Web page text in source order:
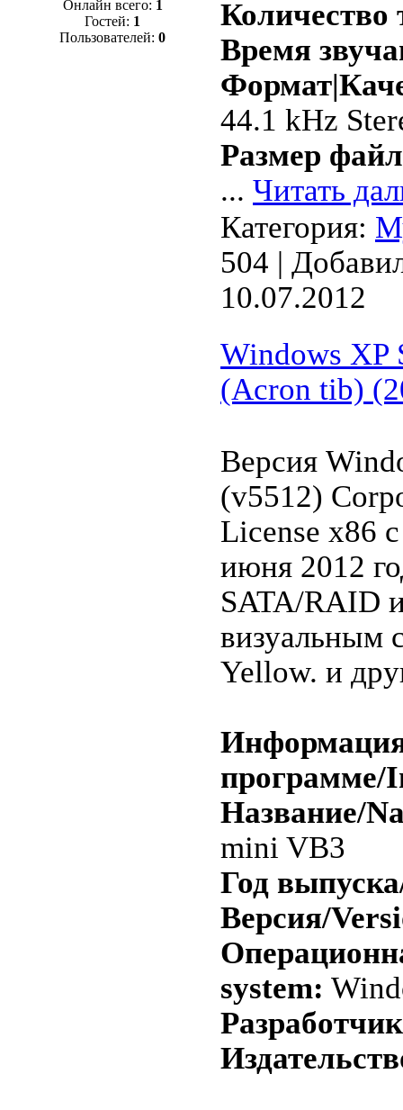
Онлайн всего: 1
Гостей: 1
Пользователей: 0
Количество
Время
44.1 kHz
Размер
... Читать
Категория:
504 |
10.07.2012
Windows XP
(Acron tib)
Версия
(v5512)
License x86
июня 2012
SATA/RAID
визуальным
Yellow. и
программе/
Название/
mini VB3
Год
Версия/
system: